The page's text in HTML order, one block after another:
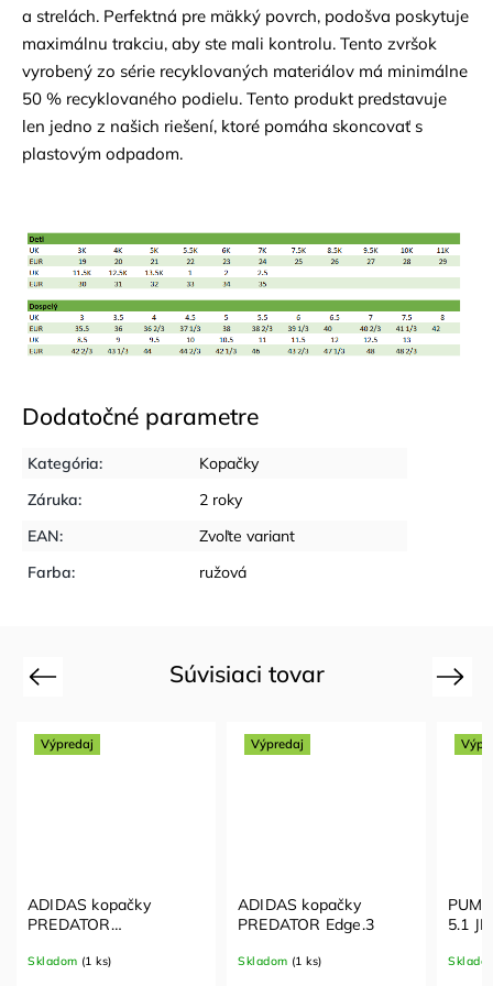
a strelách. Perfektná pre mäkký povrch, podošva poskytuje
maximálnu trakciu, aby ste mali kontrolu. Tento zvršok
vyrobený zo série recyklovaných materiálov má minimálne
50 % recyklovaného podielu. Tento produkt predstavuje
len jedno z našich riešení, ktoré pomáha skoncovať s
plastovým odpadom.
Dodatočné parametre
Kategória:
Kopačky
Záruka:
2 roky
EAN:
Zvoľte variant
Farba: ružová
Súvisiaci tovar
Previous
Výpredaj
ADIDAS kopačky
PREDATOR
Skladom (1 ks)
Výpredaj
ADIDAS kopačky
PREDATOR Edge.3
Skladom (1 ks)
5.1
Next